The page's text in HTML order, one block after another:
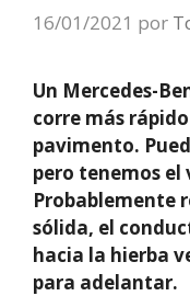
16/01/2021 por
Un Mercedes-
corre más
pavimento.
pero tenemos el
Probablemente
sólida, el
hacia la hierba
para adelantar.